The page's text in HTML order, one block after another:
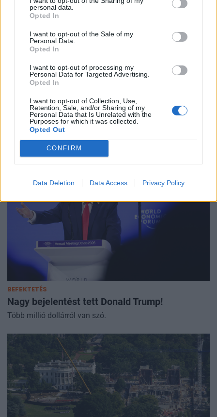
personal data.
Opted In
I want to opt-out of the Sale of my
Personal Data.
Opted In
I want to opt-out of processing my
Personal Data for Targeted Advertising.
Opted In
I want to opt-out of Collection, Use,
Retention, Sale, and/or Sharing of my
Personal Data that Is Unrelated with the
Purposes for which it was collected.
Opted Out
CONFIRM
Data Deletion Data Access Privacy Policy
GLOBÁL
Migránsválság: már órák múlva szigorú
ellenőrzés jön
A döntés egészen szeptemberi 7-ig lesz érvényben.
BEFEKTETÉS
Nagy bejelentést tett Donald Trump!
Több millió dollárról van szó.